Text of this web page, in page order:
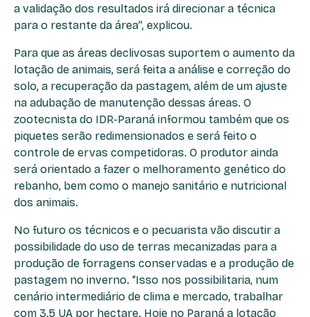
a validação dos resultados irá direcionar a técnica
para o restante da área”, explicou.
Para que as áreas declivosas suportem o aumento da
lotação de animais, será feita a análise e correção do
solo, a recuperação da pastagem, além de um ajuste
na adubação de manutenção dessas áreas. O
zootecnista do IDR-Paraná informou também que os
piquetes serão redimensionados e será feito o
controle de ervas competidoras. O produtor ainda
será orientado a fazer o melhoramento genético do
rebanho, bem como o manejo sanitário e nutricional
dos animais.
No futuro os técnicos e o pecuarista vão discutir a
possibilidade do uso de terras mecanizadas para a
produção de forragens conservadas e a produção de
pastagem no inverno. “Isso nos possibilitaria, num
cenário intermediário de clima e mercado, trabalhar
com 3,5 UA por hectare. Hoje no Paraná a lotação